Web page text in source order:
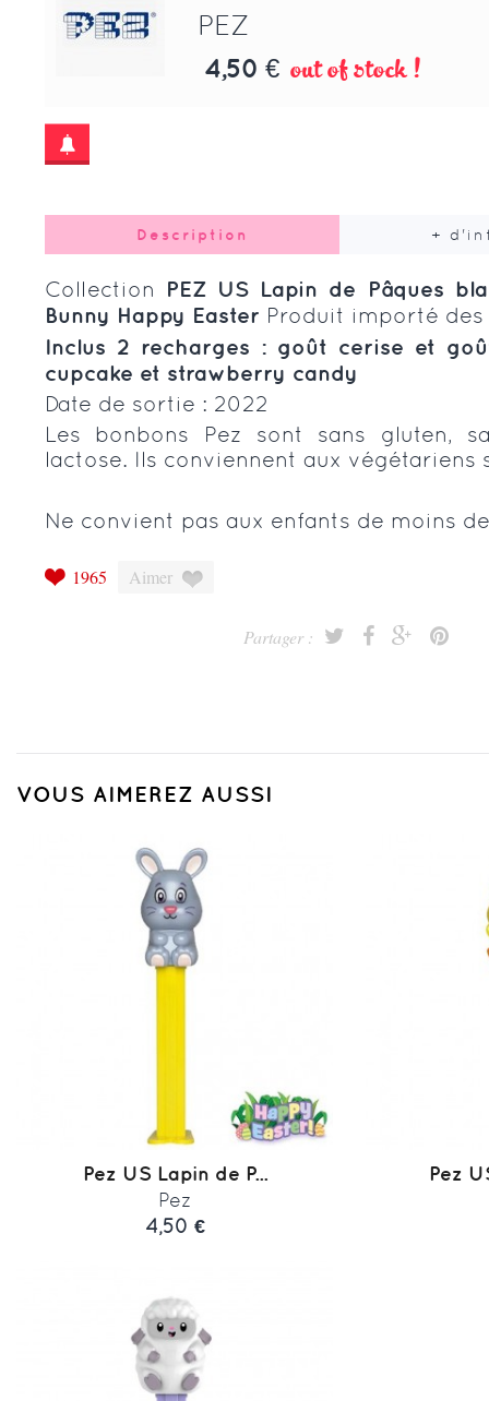
PEZ
4,50 € out of stock !
Description +
Collection
PEZ US Lapin de Pâques
Bunny Happy Easter Produit importé des
Inclus 2 recharges : goût cerise et
cupcake et strawberry candy
Date de sortie : 2022
Les bonbons Pez sont sans gluten,
lactose. Ils conviennent aux végétariens
Ne convient pas aux enfants de moins
Partager :
Aimer
1965
VOUS AIMEREZ AUSSI
Pez US Lapin de P...
Pez
4,50 €
Pez